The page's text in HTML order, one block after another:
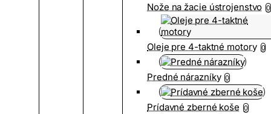
Nože na žacie ústrojenstvo 0
Oleje pre 4-taktné motory 0
Predné nárazníky 0
Prídavné zberné koše 0